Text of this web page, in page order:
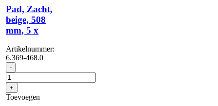
aantal
Pad, Zacht,
beige, 508
mm, 5 x
Artikelnummer:
6.369-468.0
- Pad,
Zacht,
beige,
508
mm,
+
Toevoegen